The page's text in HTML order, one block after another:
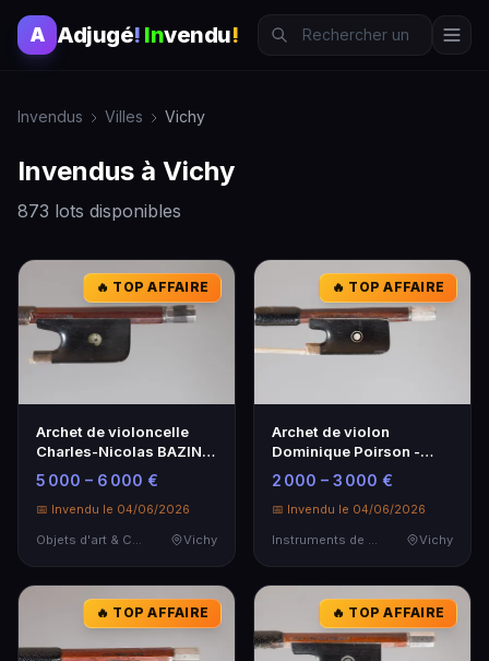
A Adjugé! Invendu!
Invendus Villes Vichy
Invendus à Vichy
873 lots disponibles
🔥 TOP AFFAIRE
Archet de violoncelle
Charles-Nicolas BAZIN -
Époque 19ème siècle
5 000 – 6 000 €
📅 Invendu le 04/06/2026
Objets d'art & Curiosités
Vichy
🔥 TOP AFFAIRE
Archet de violon
Dominique Poirson -
Artisanat Français
d'Excellence
2 000 – 3 000 €
📅 Invendu le 04/06/2026
Instruments de Musique
Vichy
🔥 TOP AFFAIRE 🔥 TOP AFFAIRE